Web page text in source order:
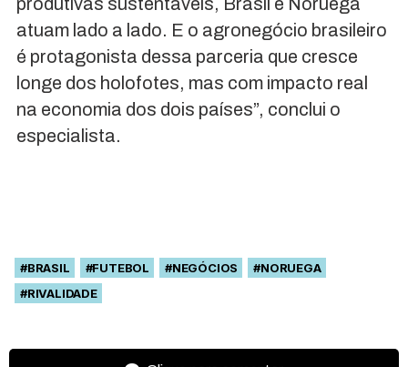
atuam lado a lado. E o agronegócio brasileiro
é protagonista dessa parceria que cresce
longe dos holofotes, mas com impacto real
na economia dos dois países”, conclui o
especialista.
#BRASIL #FUTEBOL #NEGÓCIOS
#NORUEGA
#RIVALIDADE